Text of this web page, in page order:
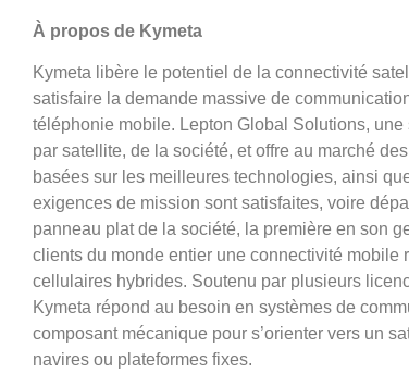
À propos de Kymeta
Kymeta libère le potentiel de la connectivité
satisfaire la demande massive de
téléphonie mobile. Lepton Global Solutions,
par satellite, de la société, et offre au marché
basées sur les meilleures technologies, ainsi
exigences de mission sont satisfaites, voire
panneau plat de la société, la première en son
clients du monde entier une connectivité
cellulaires hybrides. Soutenu par plusieurs
Kymeta répond au besoin en systèmes de
composant mécanique pour s’orienter vers un
navires ou plateformes fixes.